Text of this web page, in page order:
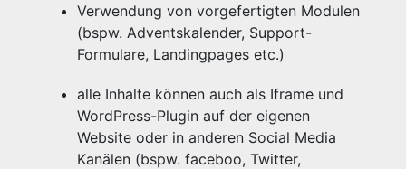
Verwendung von vorgefertigten Modulen
(bspw. Adventskalender, Support-
Formulare, Landingpages etc.)
alle Inhalte können auch als Iframe und
WordPress-Plugin auf der eigenen
Website oder in anderen Social Media
Kanälen (bspw. faceboo, Twitter,